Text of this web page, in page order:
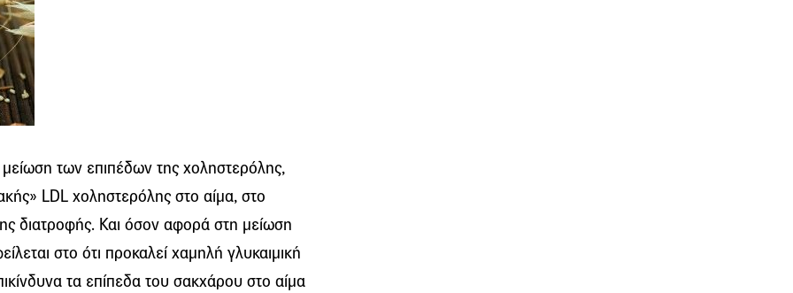
των επιπέδων της χοληστερόλης,
LDL χοληστερόλης στο αίμα, στο
διατροφής. Και όσον αφορά στη μείωση
στο ότι προκαλεί χαμηλή γλυκαιμική
τα επίπεδα του σακχάρου στο αίμα